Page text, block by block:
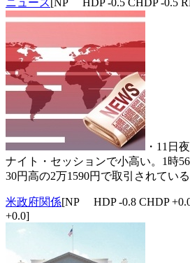
ニュース [NP HDP -0.5 CHDP -0.5
・11日
ナイト・セッションで小高い。1時
30円高の2万1590円で取引されている
米政府関係[NP HDP -0.8 CHDP
+0.0]